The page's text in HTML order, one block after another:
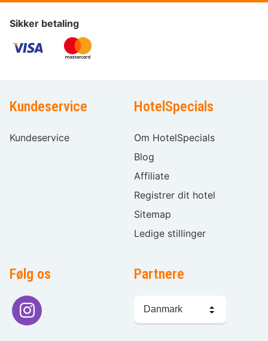
Sikker betaling
Kundeservice
Kundeservice
HotelSpecials
Om HotelSpecials
Blog
Affiliate
Registrer dit hotel
Sitemap
Ledige stillinger
Følg os Partnere